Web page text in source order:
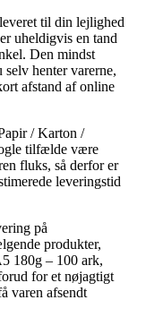
til din lejlighed
uheldigvis en tand
Den mindst
henter varerne,
afstand af online
/ Karton /
tilfælde være
fluks, så derfor er
leveringstid
på
produkter,
180g – 100 ark,
for et nøjagtigt
varen afsendt